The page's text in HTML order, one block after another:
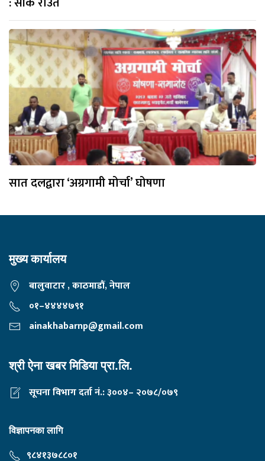
सात दलद्वारा ‘अग्रगामी मोर्चा’ घोषणा
मुख्य कार्यालय
बालुवाटार , काठमाडौं, नेपाल
०१–४४४४७९१
ainakhabarnp@gmail.com
श्री ऐना खबर मिडिया प्रा.लि.
सूचना विभाग दर्ता नं.: ३००४– २०७८/०७९
विज्ञापनका लागि
९८४१३७८८०१